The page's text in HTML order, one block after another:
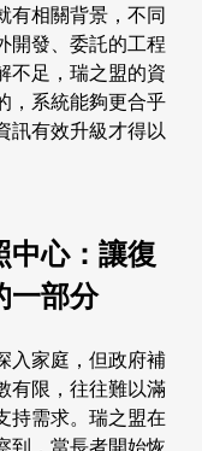
有相關背景，不同
開發、委託的工程
不足，瑞之盟的資
，系統能夠更合乎
訊有效升級才得以
中心：讓復
一部分
入家庭，但政府補
有限，往往難以滿
持需求。瑞之盟在